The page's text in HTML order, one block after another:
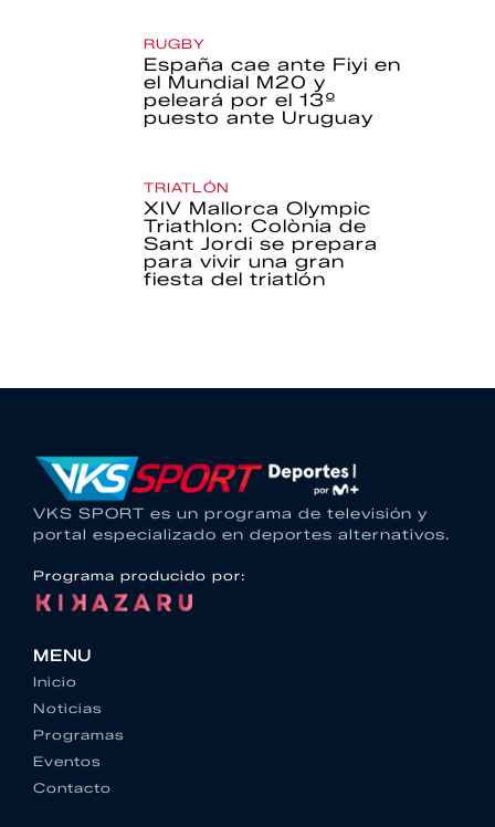
RUGBY
España cae ante Fiyi en
el Mundial M20 y
peleará por el 13º
puesto ante Uruguay
TRIATLÓN
XIV Mallorca Olympic
Triathlon: Colònia de
Sant Jordi se prepara
para vivir una gran
fiesta del triatlón
VKS SPORT es un programa de televisión y
portal especializado en deportes alternativos.
Programa producido por:
MENU
Inicio
Noticias
Programas
Eventos
Contacto